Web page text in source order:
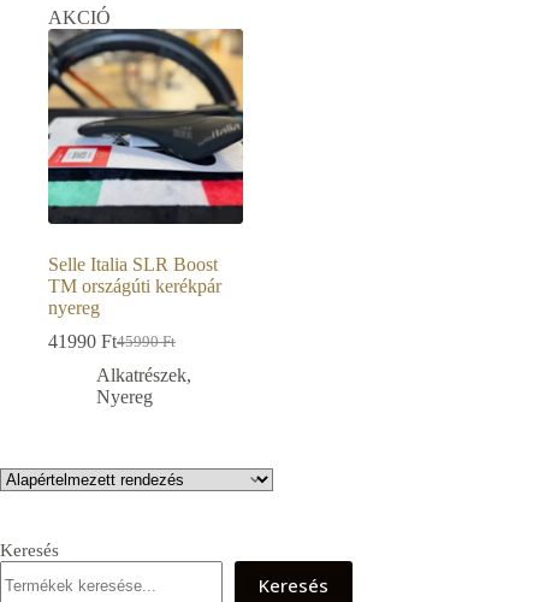
AKCIÓ
Selle Italia SLR Boost
TM országúti kerékpár
nyereg
45990Ft
Original
price
was:
41990 FtCurrent
price
is:
Alkatrészek,
Nyereg
Keresés
Keresés